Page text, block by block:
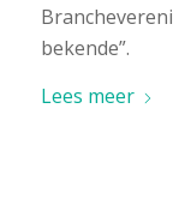
bekende”.
Lees meer